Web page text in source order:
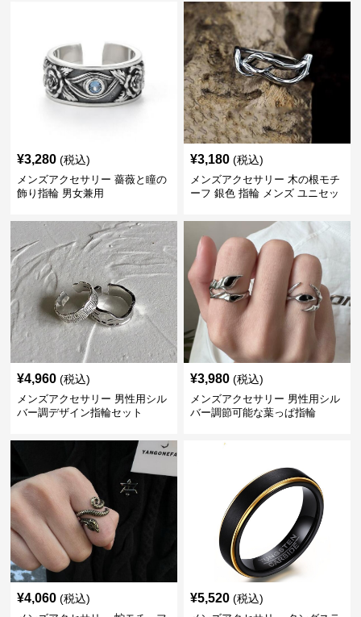
¥3,280 (税込)
メンズアクセサリー 薔薇と瞳の
飾り指輪 男女兼用
¥3,180 (税込)
メンズアクセサリー 木の根モチ
ーフ 銀色 指輪 メンズ ユニセッ
¥4,960 (税込)
メンズアクセサリー 男性用シル
バー調デザイン指輪セット
¥3,980 (税込)
メンズアクセサリー 男性用シル
バー調節可能な葉っぱ指輪
¥4,060 (税込) ¥5,520 (税込)